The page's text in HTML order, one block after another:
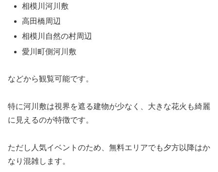
相模川河川敷
高田橋周辺
相模川自然の村周辺
愛川町側河川敷
などから観覧可能です。
特に河川敷は視界を遮る建物が少なく、大きな花火も綺麗
に見えるのが特徴です。
ただし人気イベントのため、無料エリアでも夕方以降はか
なり混雑します。